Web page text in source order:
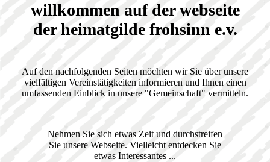
willkommen auf der webseite
der heimatgilde frohsinn e.v.
Auf den nachfolgenden Seiten möchten wir Sie über unsere
vielfältigen Vereinstätigkeiten informieren und Ihnen einen
umfassenden Einblick in unsere "Gemeinschaft" vermitteln.
Nehmen Sie sich etwas Zeit und durchstreifen
Sie unsere Webseite. Vielleicht entdecken Sie
etwas Interessantes ...